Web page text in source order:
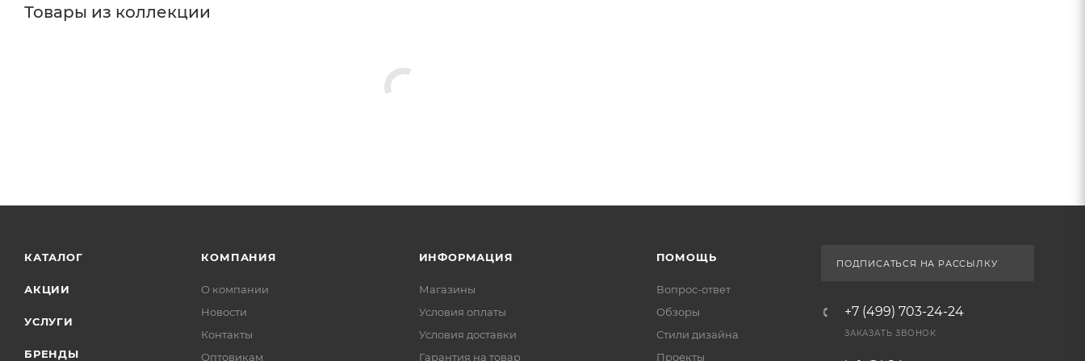
Товары из коллекции
КАТАЛОГ
АКЦИИ
УСЛУГИ
БРЕНДЫ
КОМПАНИЯ
О компании
Новости
Контакты
Оптовикам
ИНФОРМАЦИЯ
Магазины
Условия оплаты
Условия доставки
Гарантия на товар
ПОМОЩЬ
Вопрос-ответ
Обзоры
Стили дизайна
Проекты
ПОДПИСАТЬСЯ НА РАССЫЛКУ
+7 (499) 703-24-24
ЗАКАЗАТЬ ЗВОНОК